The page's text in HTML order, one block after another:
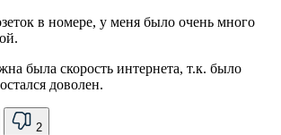
в номере, у меня было очень много
была скорость интернета, т.к. было
доволен.
2